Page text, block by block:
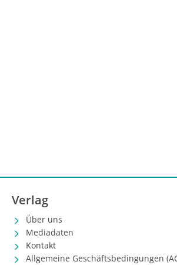
Verlag
Über uns
Mediadaten
Kontakt
Allgemeine Geschäftsbedingungen